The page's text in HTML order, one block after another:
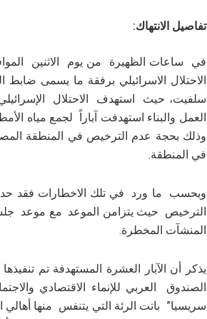
تفاصيل الانتهاك:
الاحتلال الاسرائيلي برفقة ما يسمى ضابط
وذلك بحجة عدم الترخيص في المنطقة
في المنطقة.
الترخيص حيث يتزامن الموعد مع موعد
المنشآت المخطرة.
الصندوق العربي للإنماء الاقتصادي
سريسيا” باتت الرئة التي يتنفس منها